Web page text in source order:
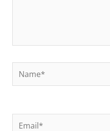
Name*
Email*